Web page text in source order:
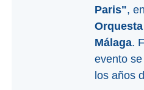
Paris",
Málaga.
evento
los años